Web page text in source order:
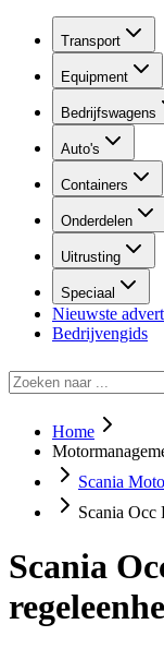
Transport
Equipment
Bedrijfswagens
Auto's
Containers
Onderdelen
Uitrusting
Speciaal
Nieuwste
Bedrijvengids
Home
Scania
Scania Occ
Scania